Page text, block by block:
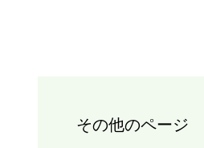
その他のページ